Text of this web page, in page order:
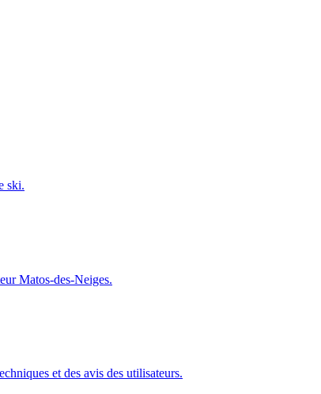
ski.
Matos-des-Neiges.
et des avis des utilisateurs.